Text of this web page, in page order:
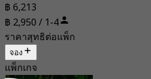
฿ 6,213
฿ 2,950 / 1-4
ราคาสุทธิต่อแพ็ก
จอง
แพ็กเกจ